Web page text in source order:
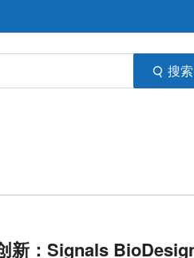
搜索
新：Signals